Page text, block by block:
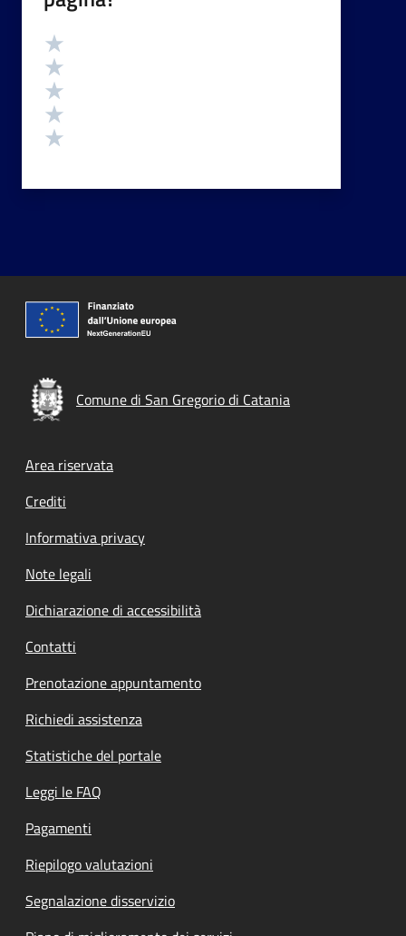
Valutazione
Comune di San Gregorio di Catania
Footer menu
Area riservata
Crediti
Informativa privacy
Note legali
Dichiarazione di accessibilità
Contatti
Prenotazione appuntamento
Richiedi assistenza
Statistiche del portale
Leggi le FAQ
Pagamenti
Riepilogo valutazioni
Segnalazione disservizio